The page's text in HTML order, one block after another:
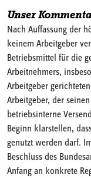
Unser
Nach Auffassung der
keinem Arbeitgeber
Betriebsmittel für die
Arbeitnehmers,
Arbeitgeber
Arbeitgeber, der
betriebsinterne
Beginn klarstellen,
genutzt werden darf.
Beschluss des
Anfang an konkrete